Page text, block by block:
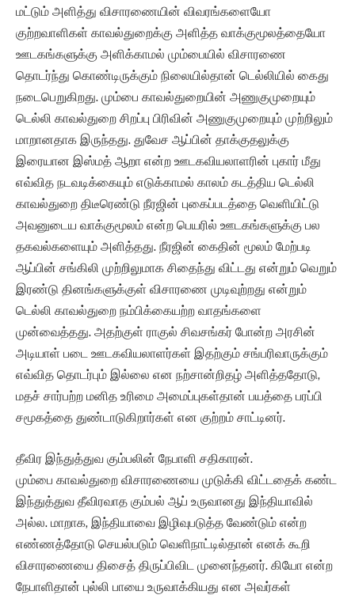
மட்டும் அளித்து விசாரணையின் விவரங்களையோ
குற்றவாளிகள் காவல்துறைக்கு அளித்த வாக்குமூலத்தையோ
ஊடகங்களுக்கு அளிக்காமல் மும்பையில் விசாரணை
தொடர்ந்து கொண்டிருக்கும் நிலையில்தான் டெல்லியில் கைது
நடைபெறுகிறது. மும்பை காவல்துறையின் அணுகுமுறையும்
டெல்லி காவல்துறை சிறப்பு பிரிவின் அணுகுமுறையும் முற்றிலும்
மாறானதாக இருந்தது. துவேச ஆப்பின் தாக்குதலுக்கு
இரையான இஸ்மத் ஆறா என்ற ஊடகவியலாளரின் புகார் மீது
எவ்வித நடவடிக்கையும் எடுக்காமல் காலம் கடத்திய டெல்லி
காவல்துறை திடீரெண்டு நீரஜின் புகைப்படத்தை வெளியிட்டு
அவனுடைய வாக்குமூலம் என்ற பெயரில் ஊடகங்களுக்கு பல
தகவல்களையும் அளித்தது. நீரஜின் கைதின் மூலம் மேற்படி
ஆப்பின் சங்கிலி முற்றிலுமாக சிதைந்து விட்டது என்றும் வெறும்
இரண்டு தினங்களுக்குள் விசாரணை முடிவுற்றது என்றும்
டெல்லி காவல்துறை நம்பிக்கையற்ற வாதங்களை
முன்வைத்தது. அதற்குள் ராகுல் சிவசங்கர் போன்ற அரசின்
அடியாள் படை ஊடகவியலாளர்கள் இதற்கும் சங்பரிவாருக்கும்
எவ்வித தொடர்பும் இல்லை என நற்சான்றிதழ் அளித்ததோடு,
மதச் சார்பற்ற மனித உரிமை அமைப்புகள்தான் பயத்தை பரப்பி
சமூகத்தை துண்டாடுகிறார்கள் என குற்றம் சாட்டினர்.
தீவிர இந்துத்துவ கும்பலின் நேபாளி சதிகாரன்.
மும்பை காவல்துறை விசாரணையை முடுக்கி விட்டதைக் கண்ட
இந்துத்துவ தீவிரவாத கும்பல் ஆப் உருவானது இந்தியாவில்
அல்ல. மாறாக, இந்தியாவை இழிவுபடுத்த வேண்டும் என்ற
எண்ணத்தோடு செயல்படும் வெளிநாட்டில்தான் எனக் கூறி
விசாரணையை திசைத் திருப்பிவிட முனைந்தனர். கியோ என்ற
நேபாளிதான் புல்லி பாயை உருவாக்கியது என அவர்கள்